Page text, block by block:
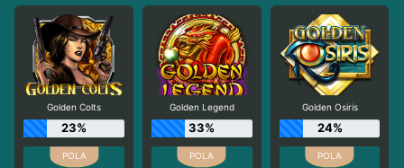
Golden Colts
23%
Golden Legend
33%
Golden Osiris
24%